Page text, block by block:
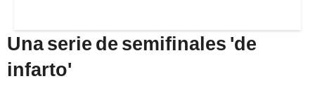
Una serie de semifinales 'de
infarto'